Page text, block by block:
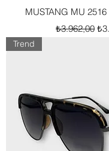
MUSTANG MU
Normal Fiyat
₺3.962,00
Trend